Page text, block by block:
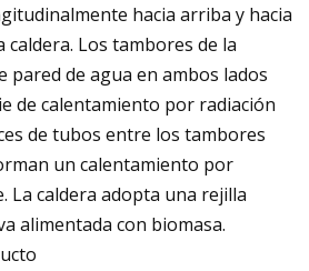
hacia arriba y hacia
caldera. Los tambores de la
pared de agua en ambos lados
de calentamiento por radiación
de tubos entre los tambores
un calentamiento por
La caldera adopta una rejilla
alimentada con biomasa.